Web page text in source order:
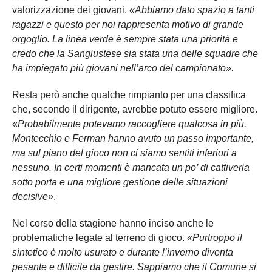
valorizzazione dei giovani. «Abbiamo dato spazio a tanti
ragazzi e questo per noi rappresenta motivo di grande
orgoglio. La linea verde è sempre stata una priorità e
credo che la Sangiustese sia stata una delle squadre che
ha impiegato più giovani nell’arco del campionato».
Resta però anche qualche rimpianto per una classifica
che, secondo il dirigente, avrebbe potuto essere migliore.
«Probabilmente potevamo raccogliere qualcosa in più.
Montecchio e Ferman hanno avuto un passo importante,
ma sul piano del gioco non ci siamo sentiti inferiori a
nessuno. In certi momenti è mancata un po’ di cattiveria
sotto porta e una migliore gestione delle situazioni
decisive».
Nel corso della stagione hanno inciso anche le
problematiche legate al terreno di gioco. «Purtroppo il
sintetico è molto usurato e durante l’inverno diventa
pesante e difficile da gestire. Sappiamo che il Comune si